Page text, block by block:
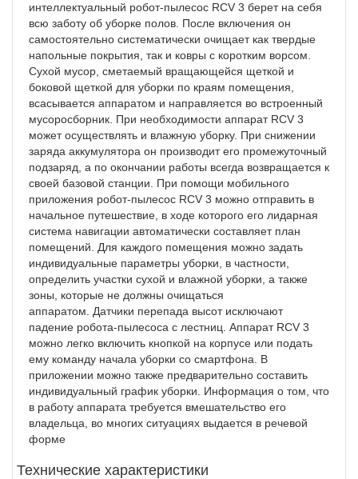
интеллектуальный робот-пылесос RCV 3 берет на себя
всю заботу об уборке полов. После включения он
самостоятельно систематически очищает как твердые
напольные покрытия, так и ковры с коротким ворсом.
Сухой мусор, сметаемый вращающейся щеткой и
боковой щеткой для уборки по краям помещения,
всасывается аппаратом и направляется во встроенный
мусоросборник. При необходимости аппарат RCV 3
может осуществлять и влажную уборку. При снижении
заряда аккумулятора он производит его промежуточный
подзаряд, а по окончании работы всегда возвращается к
своей базовой станции. При помощи мобильного
приложения робот-пылесос RCV 3 можно отправить в
начальное путешествие, в ходе которого его лидарная
система навигации автоматически составляет план
помещений. Для каждого помещения можно задать
индивидуальные параметры уборки, в частности,
определить участки сухой и влажной уборки, а также
зоны, которые не должны очищаться
аппаратом. Датчики перепада высот исключают
падение робота-пылесоса с лестниц. Аппарат RCV 3
можно легко включить кнопкой на корпусе или подать
ему команду начала уборки со смартфона. В
приложении можно также предварительно составить
индивидуальный график уборки. Информация о том, что
в работу аппарата требуется вмешательство его
владельца, во многих ситуациях выдается в речевой
форме
Технические характеристики